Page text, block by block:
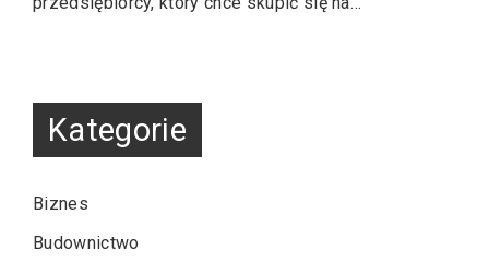
Kategorie
Biznes
Budownictwo